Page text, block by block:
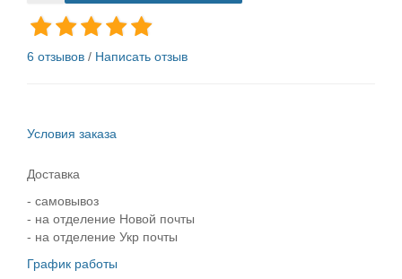
6 отзывов / Написать отзыв
Условия заказа
Доставка
- самовывоз
- на отделение Новой почты
- на отделение Укр почты
График работы